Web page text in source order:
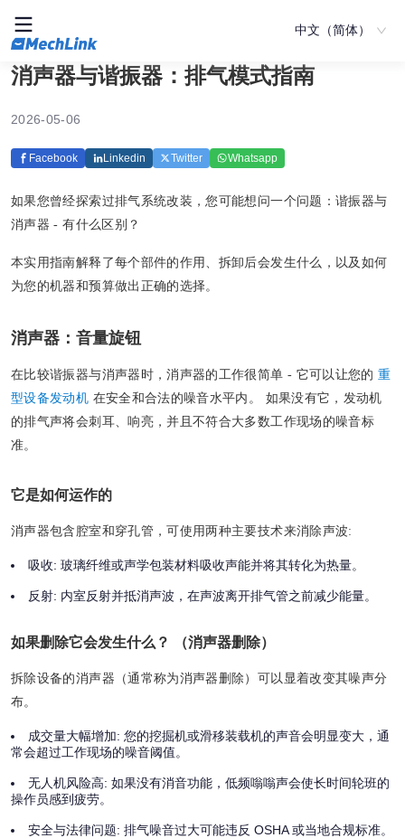
中文（简体）
消声器与谐振器：排气模式指南
2026-05-06
Facebook Linkedin Twitter Whatsapp
如果您曾经探索过排气系统改装，您可能想问一个问题：谐振器与
消声器 - 有什么区别？
本实用指南解释了每个部件的作用、拆卸后会发生什么，以及如何
为您的机器和预算做出正确的选择。
消声器：音量旋钮
在比较谐振器与消声器时，消声器的工作很简单 - 它可以让您的重
型设备发动机 在安全和合法的噪音水平内。 如果没有它，发动机
的排气声将会刺耳、响亮，并且不符合大多数工作现场的噪音标
准。
它是如何运作的
消声器包含腔室和穿孔管，可使用两种主要技术来消除声波:
吸收: 玻璃纤维或声学包装材料吸收声能并将其转化为热量。
反射: 内室反射并抵消声波，在声波离开排气管之前减少能量。
如果删除它会发生什么？ （消声器删除）
拆除设备的消声器（通常称为消声器删除）可以显着改变其噪声分
布。
成交量大幅增加: 您的挖掘机或滑移装载机的声音会明显变大，通
常会超过工作现场的噪音阈值。
无人机风险高: 如果没有消音功能，低频嗡嗡声会使长时间轮班的
操作员感到疲劳。
安全与法律问题: 排气噪音过大可能违反 OSHA 或当地合规标准。